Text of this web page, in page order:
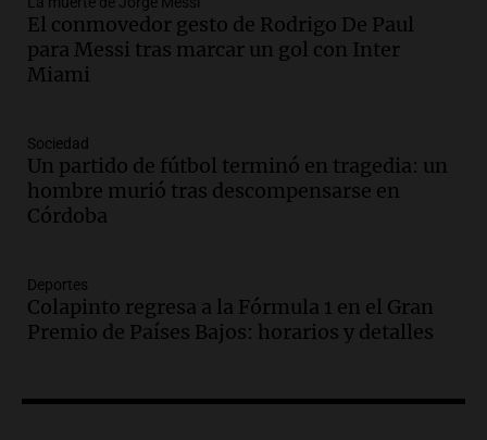
Episodios
Audio.Ley de Propiedad Privada: el revés
en el Congreso expuso una debilidad
comunicacional del Gobierno
Episodios
Audio.Casabindo se prepara para una
celebración única: 30.000 turistas y el
tradicional Toreo de la Vincha
Audio. Borges, abogada de Pourrain:
"Tres hombres se lo llevaron para
hacerle preguntas y nunca regresó"
Episodios
El conmovedor gesto de Rodrigo De Paul
para Messi tras marcar un gol con Inter
Miami
Sociedad
Un partido de fútbol terminó en tragedia: un
hombre murió tras descompensarse en
Córdoba
Deportes
Colapinto regresa a la Fórmula 1 en el Gran
Premio de Países Bajos: horarios y detalles